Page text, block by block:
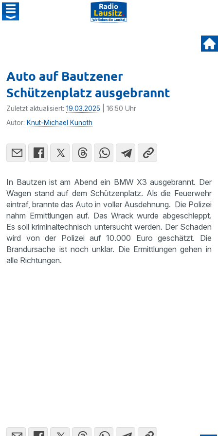
Auto auf Bautzener
Schützenplatz ausgebrannt
Zuletzt aktualisiert:19.03.2025 | 16:50 Uhr
Autor: Knut-Michael Kunoth
In Bautzen ist am Abend ein BMW X3 ausgebrannt. Der
Wagen stand auf dem Schützenplatz. Als die Feuerwehr
eintraf, brannte das Auto in voller Ausdehnung. Die Polizei
nahm Ermittlungen auf. Das Wrack wurde abgeschleppt.
Es soll kriminaltechnisch untersucht werden. Der Schaden
wird von der Polizei auf 10.000 Euro geschätzt. Die
Brandursache ist noch unklar. Die Ermittlungen gehen in
alle Richtungen.